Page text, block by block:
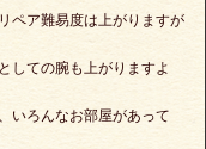
ペア難易度は上がりますが
しての腕も上がりますよ
いろんなお部屋があって